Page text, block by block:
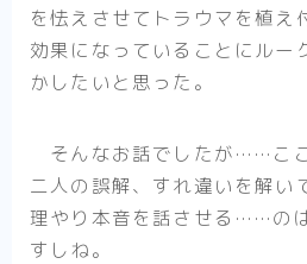
アニメ
ハイキュー！！
WIND BREAKER
SAKAMOTO DAYS
Helck（アニメ）
を怯えさせてトラウマを植え
効果になっていることにルー
かしたいと思った。
そんなお話でしたが……こ
二人の誤解、すれ違いを解い
理やり本音を話させる……の
すしね。